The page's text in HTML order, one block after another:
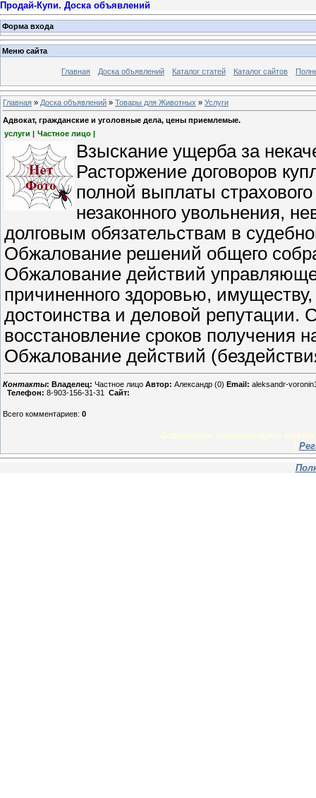
Продай-Купи. Доска объявлений
Форма входа
Меню сайта
Главная Доска объявлений Каталог статей Каталог сайтов
Главная » Доска объявлений » Товары для Животных » Услуги
Адвокат, гражданские и уголовные дела, цены приемлемые.
услуги | Частное лицо |
Взыскание ущерба за
Расторжение договоров
полной выплаты
незаконного увольнения,
долговым обязательствам в
Обжалование решений общего
Обжалование действий
причиненного здоровью,
достоинства и деловой
восстановление сроков получения
Обжалование действий
Контакты: Владелец: Частное лицо Автор: Александр (0) Email: aleksandr-
Телефон: 8-903-156-31-31 Сайт:
Всего комментариев: 0